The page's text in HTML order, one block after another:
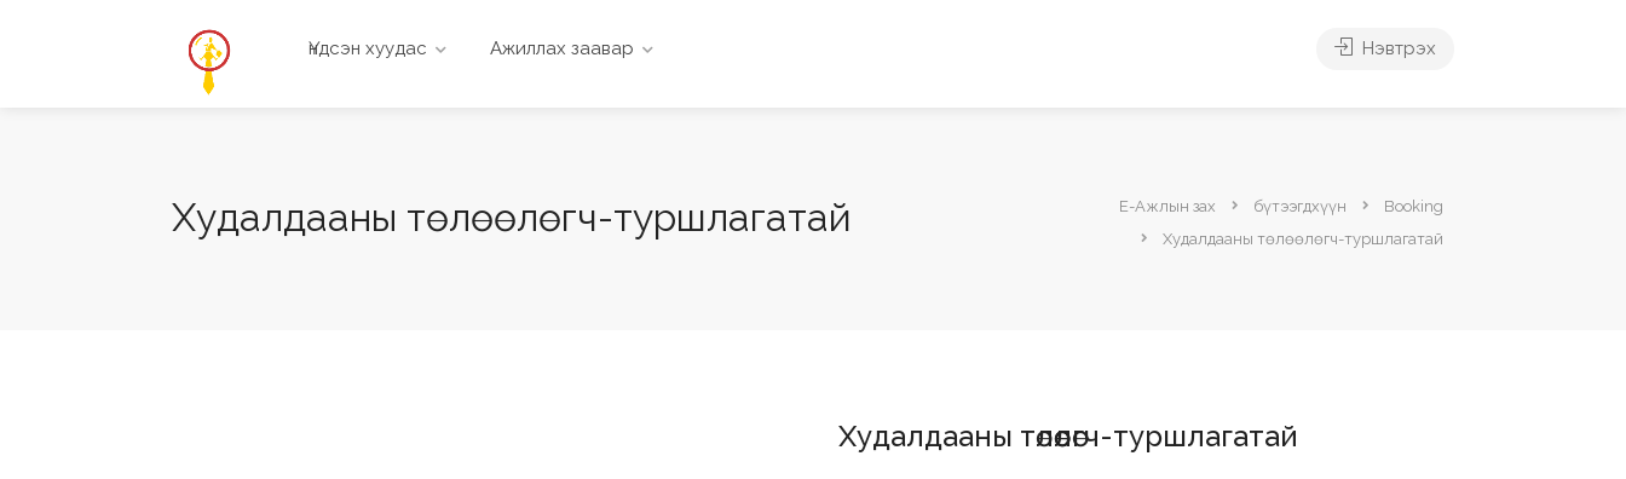
Үндсэн хуудас Ажиллах заавар Нэвтрэх
Худалдааны төлөөлөгч-туршлагатай Е-Ажлын зах бүтээгдхүүн
Booking
Худалдааны төлөөлөгч-туршлагатай
Худалдааны төлөөлөгч-туршлагатай